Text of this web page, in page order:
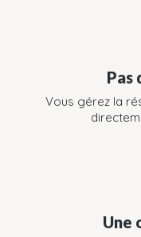
Pas
Vous gérez la
Une